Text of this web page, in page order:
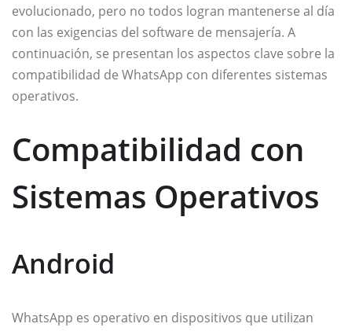
evolucionado, pero no todos logran mantenerse al día
con las exigencias del software de mensajería. A
continuación, se presentan los aspectos clave sobre la
compatibilidad de WhatsApp con diferentes sistemas
operativos.
Compatibilidad con
Sistemas Operativos
Android
WhatsApp es operativo en dispositivos que utilizan